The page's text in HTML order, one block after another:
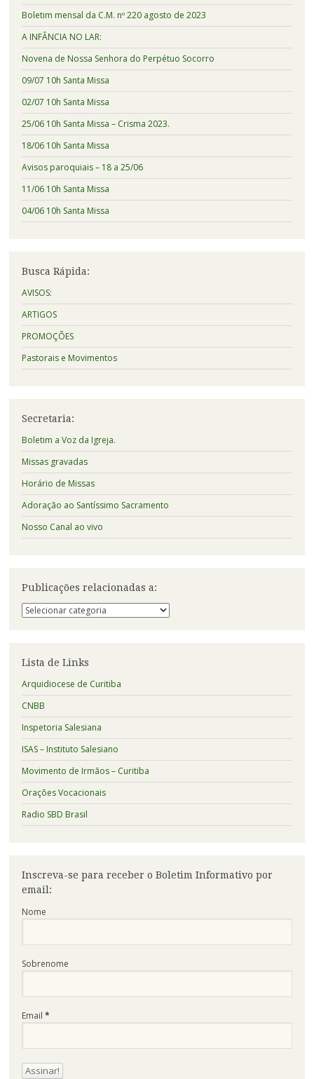
Boletim mensal da C.M. nº 220 agosto de 2023
A INFÂNCIA NO LAR:
Novena de Nossa Senhora do Perpétuo Socorro
09/07 10h Santa Missa
02/07 10h Santa Missa
25/06 10h Santa Missa – Crisma 2023.
18/06 10h Santa Missa
Avisos paroquiais – 18 a 25/06
11/06 10h Santa Missa
04/06 10h Santa Missa
Busca Rápida:
AVISOS:
ARTIGOS
PROMOÇÕES
Pastorais e Movimentos
Secretaria:
Boletim a Voz da Igreja.
Missas gravadas
Horário de Missas
Adoração ao Santíssimo Sacramento
Nosso Canal ao vivo
Publicações relacionadas a:
Publicações
relacionadas
Lista de Links
Arquidiocese de Curitiba
CNBB
Inspetoria Salesiana
ISAS – Instituto Salesiano
Movimento de Irmãos – Curitiba
Orações Vocacionais
Radio SBD Brasil
Inscreva-se para receber o Boletim Informativo por
email:
Nome
Sobrenome
Email *